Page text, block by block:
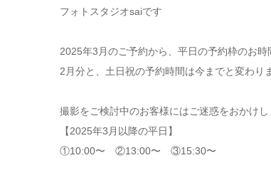
フォトスタジオsaiです
2025年3月のご予約から、平日の予約枠のお時
2月分と、土日祝の予約時間は今までと変わり
撮影をご検討中のお客様にはご迷惑をおかけ
【2025年3月以降の平日】
①10:00〜 ②13:00〜 ③15:30〜